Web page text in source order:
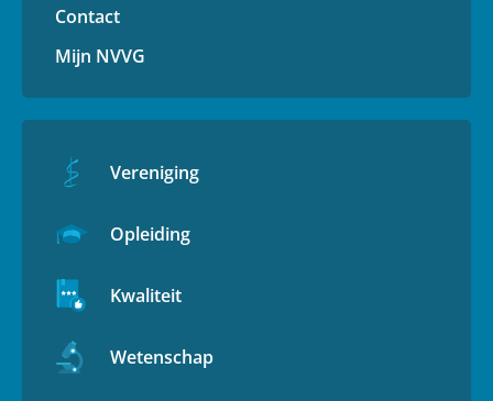
Contact
Mijn NVVG
Vereniging
Opleiding
Kwaliteit
Wetenschap